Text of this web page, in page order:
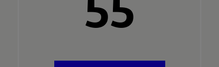
55